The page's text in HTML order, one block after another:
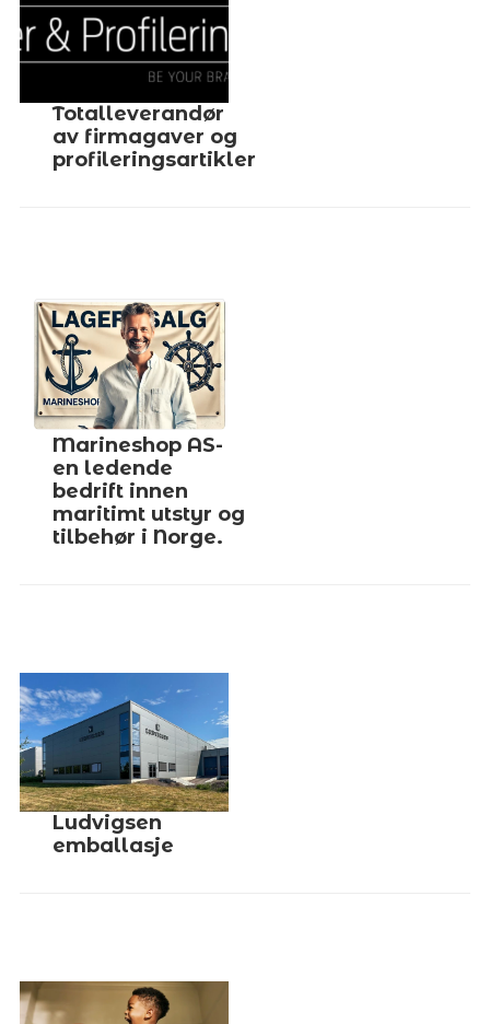
Totalleverandør
av firmagaver og
profileringsartikler
Marineshop AS-
en ledende
bedrift innen
maritimt utstyr og
tilbehør i Norge.
Ludvigsen
emballasje